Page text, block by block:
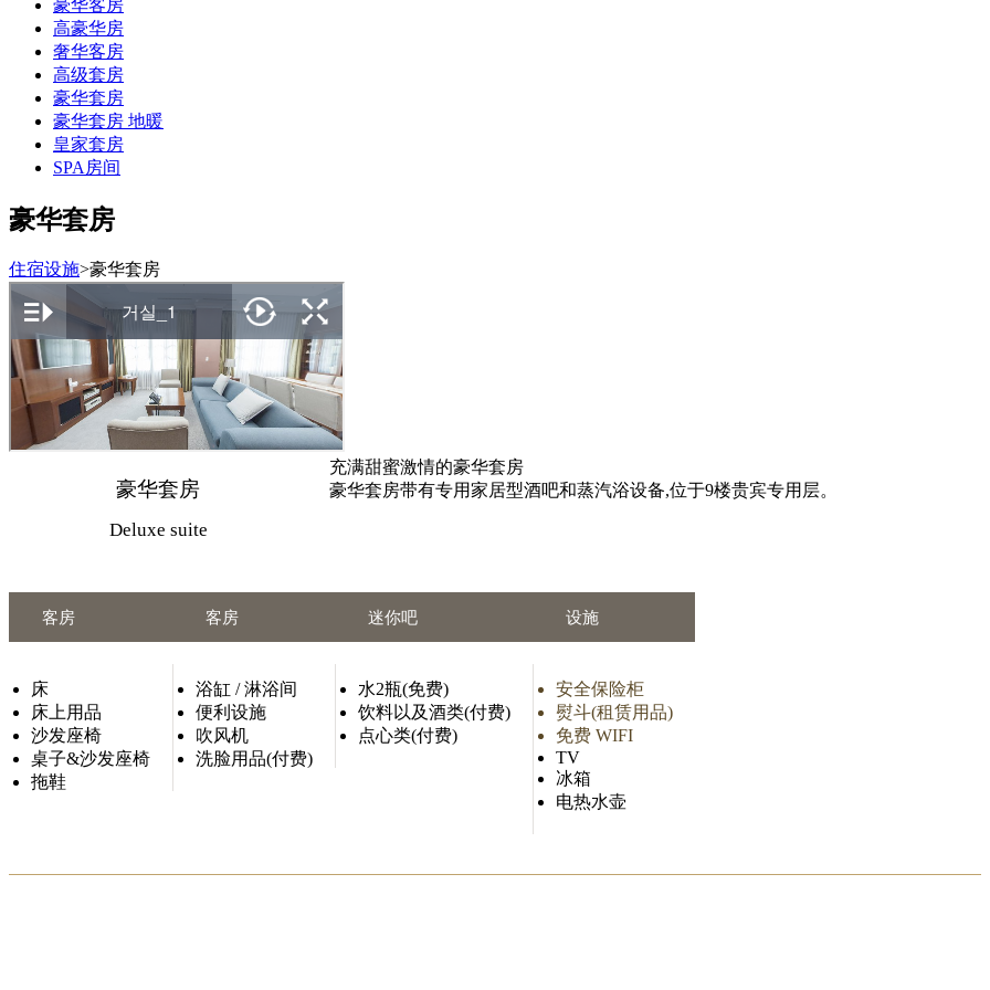
豪华客房
高豪华房
奢华客房
高级套房
豪华套房
豪华套房 地暖
皇家套房
SPA房间
豪华套房
住宿设施>豪华套房
豪华套房
Deluxe suite
充满甜蜜激情的豪华套房
豪华套房带有专用家居型酒吧和蒸汽浴设备,位于9楼贵宾专用层。
客房
床
床上用品
沙发座椅
桌子&沙发座椅
拖鞋
客房
浴缸 / 淋浴间
便利设施
吹风机
洗脸用品(付费)
迷你吧
水2瓶(免费)
饮料以及酒类(付费)
点心类(付费)
设施
安全保险柜
熨斗(租赁用品)
免费 WIFI
TV
冰箱
电热水壶